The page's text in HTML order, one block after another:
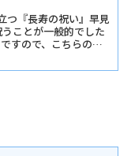
つ『長寿の祝い』早見
ことが一般的でした
すので、こちらの早